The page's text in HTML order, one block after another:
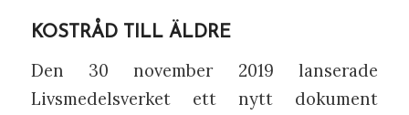
KOSTRÅD TILL ÄLDRE
Den 30 november 2019 lanserade
Livsmedelsverket ett nytt dokument